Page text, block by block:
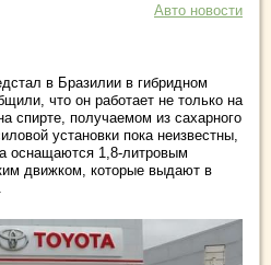
Авто новости
в Бразилии в гибридном
что он работает не только на
спирте, получаемом из сахарного
установки пока неизвестны,
оснащаются 1,8-литровым
движком, которые выдают в